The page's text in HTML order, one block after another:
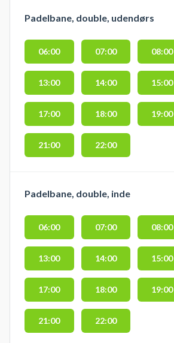
Padelbane, double, udendørs
06:00 07:00 08:00
13:00 14:00 15:00
17:00 18:00 19:00
21:00 22:00
Padelbane, double, inde
06:00 07:00 08:00
13:00 14:00 15:00
17:00 18:00 19:00
21:00 22:00